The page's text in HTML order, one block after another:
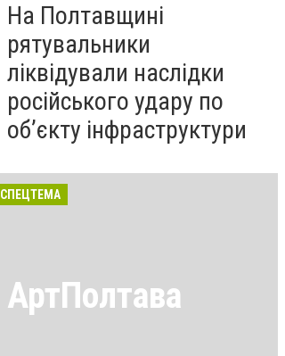
На Полтавщині
рятувальники
ліквідували наслідки
російського удару по
об’єкту інфраструктури
СПЕЦТЕМА
АртПолтава